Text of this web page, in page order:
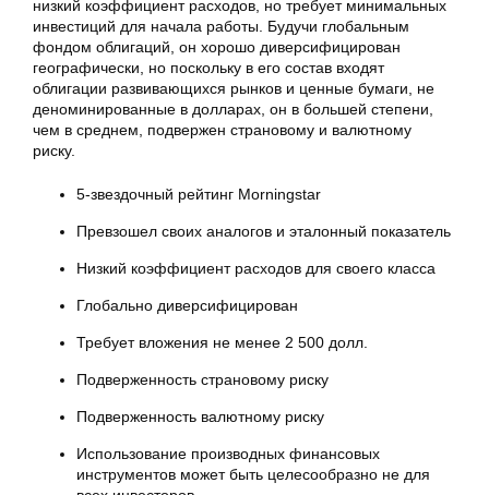
низкий коэффициент расходов, но требует минимальных
инвестиций для начала работы. Будучи глобальным
фондом облигаций, он хорошо диверсифицирован
географически, но поскольку в его состав входят
облигации развивающихся рынков и ценные бумаги, не
деноминированные в долларах, он в большей степени,
чем в среднем, подвержен страновому и валютному
риску.
5-звездочный рейтинг Morningstar
Превзошел своих аналогов и эталонный показатель
Низкий коэффициент расходов для своего класса
Глобально диверсифицирован
Требует вложения не менее 2 500 долл.
Подверженность страновому риску
Подверженность валютному риску
Использование производных финансовых
инструментов может быть целесообразно не для